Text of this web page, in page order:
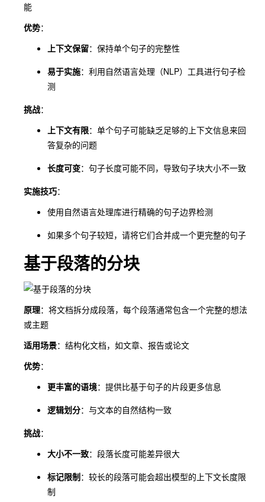
能
优势：
上下文保留：保持单个句子的完整性
易于实施：利用自然语言处理（NLP）工具进行句子检
测
挑战：
上下文有限：单个句子可能缺乏足够的上下文信息来回
答复杂的问题
长度可变：句子长度可能不同，导致句子块大小不一致
实施技巧：
使用自然语言处理库进行精确的句子边界检测
如果多个句子较短，请将它们合并成一个更完整的句子
基于段落的分块
原理：将文档拆分成段落，每个段落通常包含一个完整的想法
或主题
适用场景：结构化文档，如文章、报告或论文
优势：
更丰富的语境：提供比基于句子的片段更多信息
逻辑划分：与文本的自然结构一致
挑战：
大小不一致：段落长度可能差异很大
标记限制：较长的段落可能会超出模型的上下文长度限
制